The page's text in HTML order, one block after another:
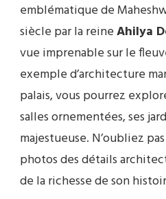
emblématique de
siècle par la reineAhilya
vue imprenable sur le
exemple d’architecture
palais, vous pourrez
salles ornementées, ses
majestueuse. N’oubliez
photos des détails
de la richesse de son